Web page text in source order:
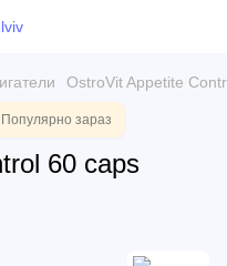
OstroVit Appetite
Популярно зараз
60 caps